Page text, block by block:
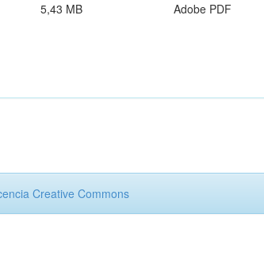
5,43 MB Adobe PDF
Creative Commons